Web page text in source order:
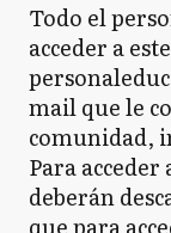
Todo el
acceder a
mail que le
comunidad,
Para
deberán
que para